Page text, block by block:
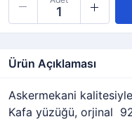
Ürün Açıklaması
Askermekani
Kafa yüzüğü, orjinal